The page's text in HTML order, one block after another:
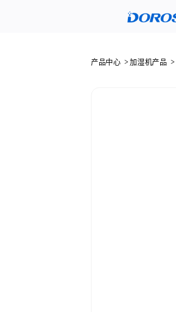
产品中心 >加湿机产品 >